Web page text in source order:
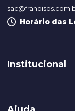
Horário das
Institucional